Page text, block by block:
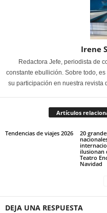
Irene
Redactora Jefe, periodista de
constante ebullición. Sobre todo,
su participación en nuestra revista
Artículos
Tendencias de viajes 2026
20
ilusionan
Teatro
Navidad
DEJA UNA RESPUESTA